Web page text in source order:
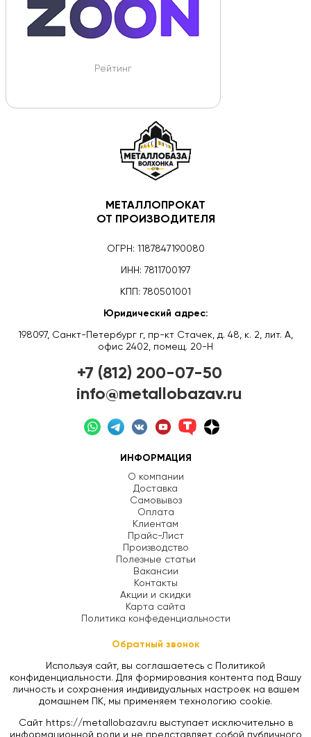
Рейтинг
МЕТАЛЛОПРОКАТ
ОТ ПРОИЗВОДИТЕЛЯ
ОГРН: 1187847190080
ИНН: 7811700197
КПП: 780501001
Юридический адрес:
198097, Санкт-Петербург г, пр-кт Стачек, д. 48, к. 2, лит. А,
офис 2402, помещ. 20-Н
+7 (812) 200-07-50
info@metallobazav.ru
ИНФОРМАЦИЯ
О компании
Доставка
Самовывоз
Оплата
Клиентам
Прайс-Лист
Производство
Полезные статьи
Вакансии
Контакты
Акции и скидки
Карта сайта
Политика конфеденциальности
Обратный звонок
Используя сайт, вы соглашаетесь с Политикой
конфиденциальности. Для формирования контента под Вашу
личность и сохранения индивидуальных настроек на вашем
домашнем ПК, мы применяем технологию cookie.
Сайт https://metallobazav.ru выступает исключительно в
информационной роли и не представляет собой публичного